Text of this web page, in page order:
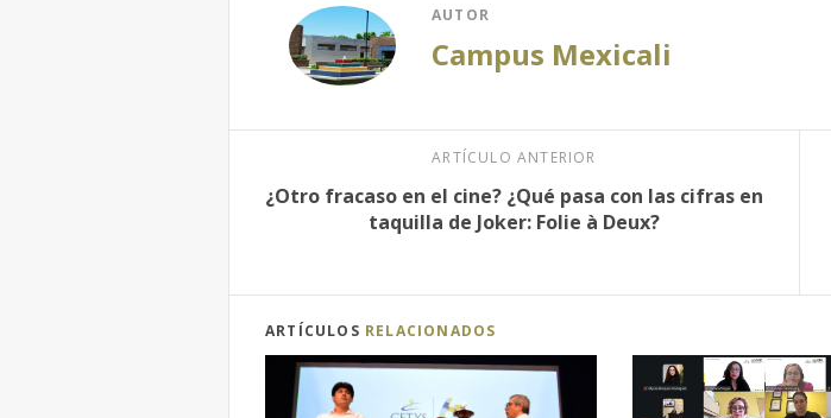
AUTOR
Campus Mexicali
ARTÍCULO ANTERIOR
¿Otro fracaso en el cine? ¿Qué pasa con las cifras en
taquilla de Joker: Folie à Deux?
ARTÍCULOS RELACIONADOS